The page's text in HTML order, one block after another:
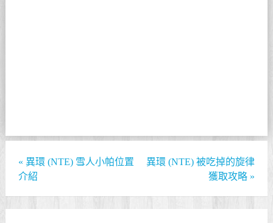
« 異環 (NTE) 雪人小帕位置
介紹
異環 (NTE) 被吃掉的旋律
獲取攻略 »